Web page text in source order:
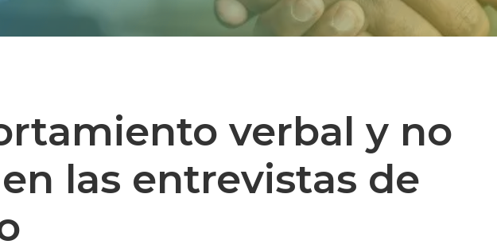
verbal y no
las entrevistas de